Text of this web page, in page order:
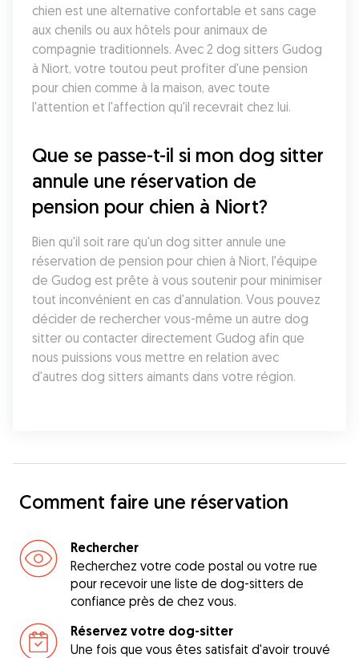
chien est une alternative confortable et sans cage
aux chenils ou aux hôtels pour animaux de
compagnie traditionnels. Avec 2 dog sitters Gudog
à Niort, votre toutou peut profiter d'une pension
pour chien comme à la maison, avec toute
l'attention et l'affection qu'il recevrait chez lui.
Que se passe-t-il si mon dog sitter
annule une réservation de
pension pour chien à Niort?
Bien qu'il soit rare qu'un dog sitter annule une
réservation de pension pour chien à Niort, l'équipe
de Gudog est prête à vous soutenir pour minimiser
tout inconvénient en cas d'annulation. Vous pouvez
décider de rechercher vous-même un autre dog
sitter ou contacter directement Gudog afin que
nous puissions vous mettre en relation avec
d'autres dog sitters aimants dans votre région.
Comment faire une réservation
Rechercher
Recherchez votre code postal ou votre rue
pour recevoir une liste de dog-sitters de
confiance près de chez vous.
Réservez votre dog-sitter
Une fois que vous êtes satisfait d'avoir trouvé